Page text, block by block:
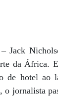
Jack
da África.
de hotel ao
jornalista